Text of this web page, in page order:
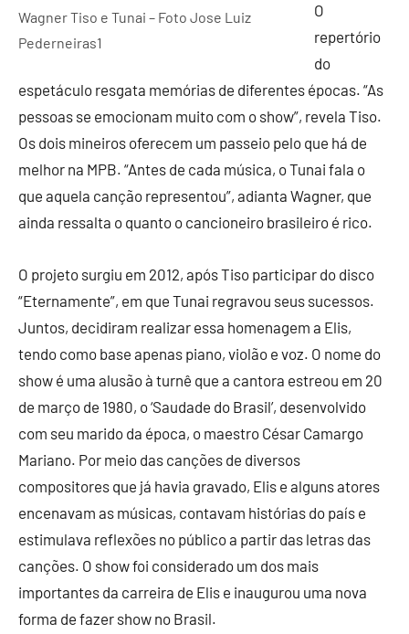
Wagner Tiso e Tunai – Foto Jose Luiz
Pederneiras1
O
repertório
do
espetáculo resgata memórias de diferentes épocas. “As
pessoas se emocionam muito com o show”, revela Tiso.
Os dois mineiros oferecem um passeio pelo que há de
melhor na MPB. “Antes de cada música, o Tunai fala o
que aquela canção representou”, adianta Wagner, que
ainda ressalta o quanto o cancioneiro brasileiro é rico.
O projeto surgiu em 2012, após Tiso participar do disco
“Eternamente”, em que Tunai regravou seus sucessos.
Juntos, decidiram realizar essa homenagem a Elis,
tendo como base apenas piano, violão e voz. O nome do
show é uma alusão à turnê que a cantora estreou em 20
de março de 1980, o ‘Saudade do Brasil’, desenvolvido
com seu marido da época, o maestro César Camargo
Mariano. Por meio das canções de diversos
compositores que já havia gravado, Elis e alguns atores
encenavam as músicas, contavam histórias do país e
estimulava reflexões no público a partir das letras das
canções. O show foi considerado um dos mais
importantes da carreira de Elis e inaugurou uma nova
forma de fazer show no Brasil.